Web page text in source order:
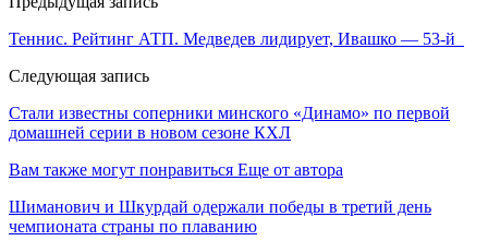
Теннис. Рейтинг АТП. Медведев лидирует, Ивашко — 53-й
Следующая запись
Стали известны соперники минского «Динамо» по первой
домашней серии в новом сезоне КХЛ
Вам также могут понравиться Еще от автора
Шиманович и Шкурдай одержали победы в третий день
чемпионата страны по плаванию